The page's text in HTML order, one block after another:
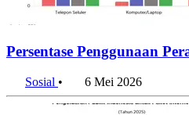
Persentase Penggunaan
Sosial • 6 Mei 2026